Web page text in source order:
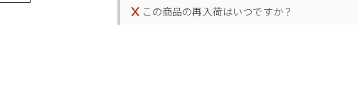
この商品の再入荷はいつですか？